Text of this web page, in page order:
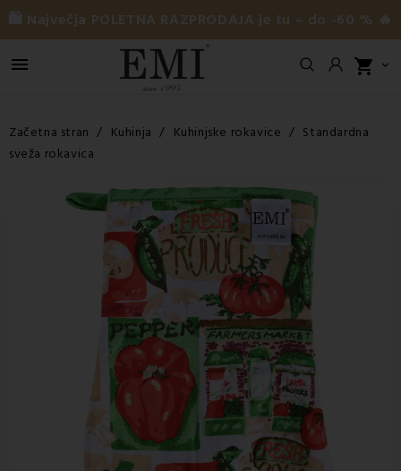
🛍️ Največja POLETNA RAZPRODAJA je tu – do -60 % 🔥
 shopping_cart 
Začetna stran Kuhinja Kuhinjske rokavice
Standardna
sveža rokavica